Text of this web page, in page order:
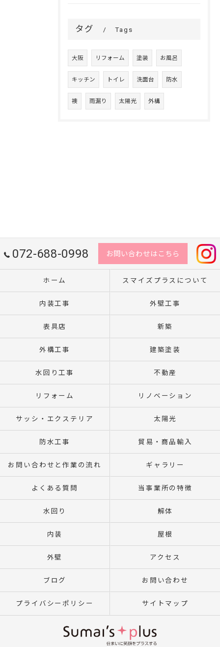
タグ Tags
大阪 リフォーム 塗装 お風呂
キッチン トイレ 洗面台 防水
襖 雨漏り 太陽光 外構
072-688-0998 お問い合わせはこちら
ホーム スマイズプラスについて
内装工事 外壁工事
表具店 新築
外構工事 建築塗装
水回り工事 不動産
リフォーム リノベーション
サッシ・エクステリア 太陽光
防水工事 貿易・商品輸入
お問い合わせと作業の流れ ギャラリー
よくある質問 当事業所の特徴
水回り 解体
内装 屋根
外壁 アクセス
ブログ お問い合わせ
プライバシーポリシー サイトマップ